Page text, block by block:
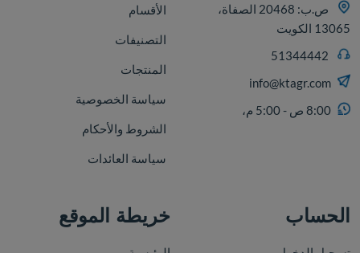
معكرونه كوع صغير ديلوكا 500 جم - 2 معكرونه سباجتي ديلوكا 500 جم
ص.ب: 20468 الصفاة،
13065 الكويت
info@ktagr.com
8:00 ص - 5:00 م،
الأقسام
التصنيفات
المنتجات
سياسة الخصوصية
الشروط والأحكام
سياسة العائدات
الحساب خريطة الموقع